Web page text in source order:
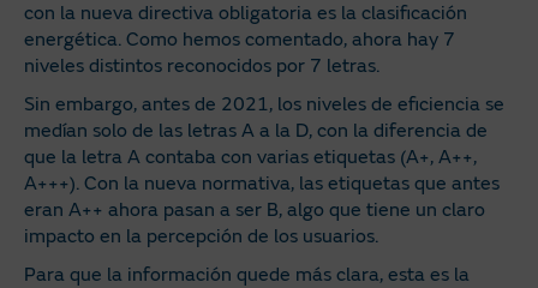
con la nueva directiva obligatoria es la clasificación
energética. Como hemos comentado, ahora hay 7
niveles distintos reconocidos por 7 letras.
Sin embargo, antes de 2021, los niveles de eficiencia se
medían solo de las letras A a la D, con la diferencia de
que la letra A contaba con varias etiquetas (A+, A++,
A+++). Con la nueva normativa, las etiquetas que antes
eran A++ ahora pasan a ser B, algo que tiene un claro
impacto en la percepción de los usuarios.
Para que la información quede más clara, esta es la